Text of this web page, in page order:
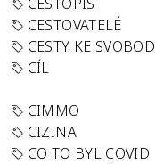
CESTOVATELÉ
CESTY KE
CÍL
CIMMO
CIZINA
CO TO BYL COVID